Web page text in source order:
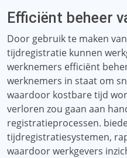
Efficiënt beheer
Door gebruik te maken
tijdregistratie kunnen
werknemers efficiënt
werknemers in staat om
waardoor kostbare tijd
verloren zou gaan aan
registratieprocessen.
tijdregistratiesystemen,
waardoor werkgevers